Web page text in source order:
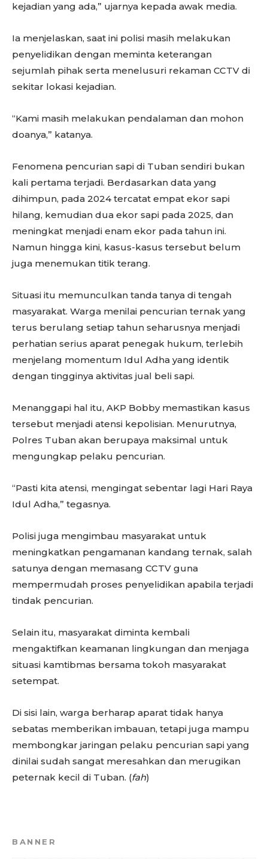
kejadian yang ada,” ujarnya kepada awak media.
Ia menjelaskan, saat ini polisi masih melakukan
penyelidikan dengan meminta keterangan
sejumlah pihak serta menelusuri rekaman CCTV di
sekitar lokasi kejadian.
“Kami masih melakukan pendalaman dan mohon
doanya,” katanya.
Fenomena pencurian sapi di Tuban sendiri bukan
kali pertama terjadi. Berdasarkan data yang
dihimpun, pada 2024 tercatat empat ekor sapi
hilang, kemudian dua ekor sapi pada 2025, dan
meningkat menjadi enam ekor pada tahun ini.
Namun hingga kini, kasus-kasus tersebut belum
juga menemukan titik terang.
Situasi itu memunculkan tanda tanya di tengah
masyarakat. Warga menilai pencurian ternak yang
terus berulang setiap tahun seharusnya menjadi
perhatian serius aparat penegak hukum, terlebih
menjelang momentum Idul Adha yang identik
dengan tingginya aktivitas jual beli sapi.
Menanggapi hal itu, AKP Bobby memastikan kasus
tersebut menjadi atensi kepolisian. Menurutnya,
Polres Tuban akan berupaya maksimal untuk
mengungkap pelaku pencurian.
“Pasti kita atensi, mengingat sebentar lagi Hari Raya
Idul Adha,” tegasnya.
Polisi juga mengimbau masyarakat untuk
meningkatkan pengamanan kandang ternak, salah
satunya dengan memasang CCTV guna
mempermudah proses penyelidikan apabila terjadi
tindak pencurian.
Selain itu, masyarakat diminta kembali
mengaktifkan keamanan lingkungan dan menjaga
situasi kamtibmas bersama tokoh masyarakat
setempat.
Di sisi lain, warga berharap aparat tidak hanya
sebatas memberikan imbauan, tetapi juga mampu
membongkar jaringan pelaku pencurian sapi yang
dinilai sudah sangat meresahkan dan merugikan
peternak kecil di Tuban. (fah)
BANNER